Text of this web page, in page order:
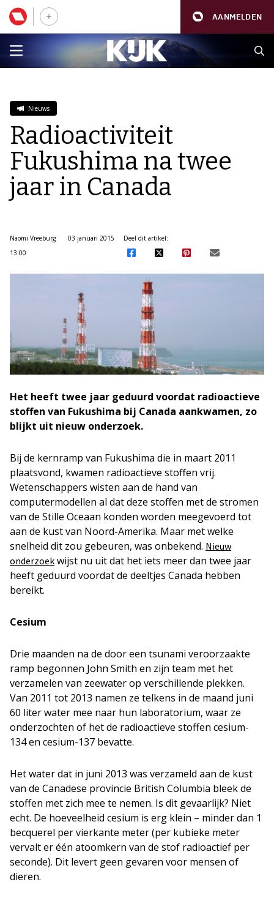
AANMELDEN
Nieuws
Radioactiviteit
Fukushima na twee
jaar in Canada
Naomi Vreeburg
03 januari 2015
13:00
Deel dit artikel:
Het heeft twee jaar geduurd voordat radioactieve
stoffen van Fukushima bij Canada aankwamen, zo
blijkt uit nieuw onderzoek.
Bij de kernramp van Fukushima die in maart 2011
plaatsvond, kwamen radioactieve stoffen vrij.
Wetenschappers wisten aan de hand van
computermodellen al dat deze stoffen met de stromen
van de Stille Oceaan konden worden meegevoerd tot
aan de kust van Noord-Amerika. Maar met welke
snelheid dit zou gebeuren, was onbekend. Nieuw
onderzoek wijst nu uit dat het iets meer dan twee jaar
heeft geduurd voordat de deeltjes Canada hebben
bereikt.
Cesium
Drie maanden na de door een tsunami veroorzaakte
ramp begonnen John Smith en zijn team met het
verzamelen van zeewater op verschillende plekken.
Van 2011 tot 2013 namen ze telkens in de maand juni
60 liter water mee naar hun laboratorium, waar ze
onderzochten of het de radioactieve stoffen cesium-
134 en cesium-137 bevatte.
Het water dat in juni 2013 was verzameld aan de kust
van de Canadese provincie British Columbia bleek de
stoffen met zich mee te nemen. Is dit gevaarlijk? Niet
echt. De hoeveelheid cesium is erg klein – minder dan 1
becquerel per vierkante meter (per kubieke meter
vervalt er één atoomkern van de stof radioactief per
seconde). Dit levert geen gevaren voor mensen of
dieren.